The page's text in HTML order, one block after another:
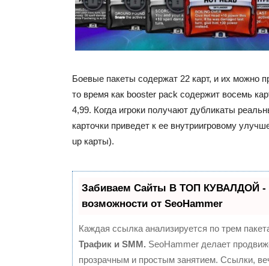
Боевые пакеты содержат 22 карт, и их можно
то время как booster pack содержит восемь
4,99. Когда игроки получают дубликаты
карточки приведет к ее внутриигровому
up карты).
Забиваем Сайты В ТОП КУВАЛДОЙ -
возможности от SeoHammer
Каждая ссылка анализируется по трем
Трафик и SMM. SeoHammer делает
прозрачным и простым занятием. Ссылки,